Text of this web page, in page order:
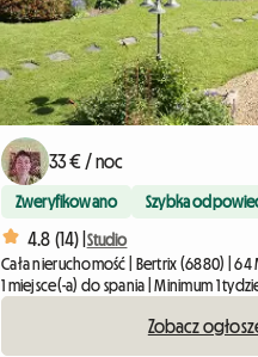
33 € / noc
Zweryfikowano Szybka
4.8 (14) | Studio
Cała nieruchomość | Bertrix (6880) | 64
1 miejsce(-a) do spania | Minimum 1
Zobacz